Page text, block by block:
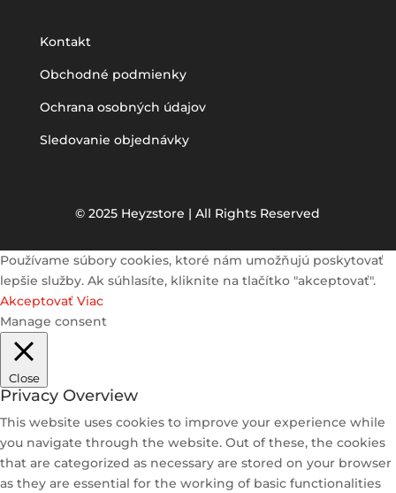
Kontakt
Obchodné podmienky
Ochrana osobných údajov
Sledovanie objednávky
© 2025 Heyzstore | All Rights Reserved
Používame súbory cookies, ktoré nám umožňujú poskytovať
lepšie služby. Ak súhlasíte, kliknite na tlačítko "akceptovať".
Akceptovať Viac
Manage consent
Close
Privacy Overview
This website uses cookies to improve your experience while
you navigate through the website. Out of these, the cookies
that are categorized as necessary are stored on your browser
as they are essential for the working of basic functionalities